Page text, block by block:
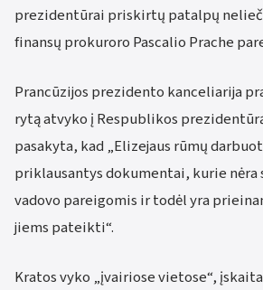
prezidentūrai priskirtų patalpų
finansų prokuroro Pascalio Prache
Prancūzijos prezidento kanceliarija
rytą atvyko į Respublikos
pasakyta, kad „Elizejaus rūmų
priklausantys dokumentai, kurie nėra
vadovo pareigomis ir todėl yra
jiems pateikti“.
Kratos vyko „įvairiose vietose“,